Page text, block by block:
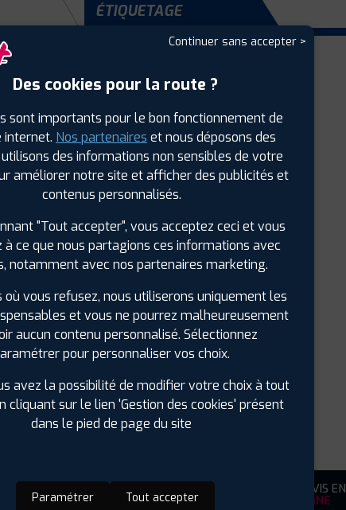
ÉTIQUETAGE
Été
:285
:40
:22
:106
roulement externe : 74
au roulement :
sur sol mouillé : A
:
Offres d'emploi FAQ DEVIS EN
LIGNE
Continuer sans accepter >
Des cookies pour la route ?
sont importants pour le bon fonctionnement de
internet. Nos partenaires et nous déposons des
des informations non sensibles de votre
améliorer notre site et afficher des publicités et
contenus personnalisés.
"Tout accepter", vous acceptez ceci et vous
à ce que nous partagions ces informations avec
notamment avec nos partenaires marketing.
où vous refusez, nous utiliserons uniquement les
et vous ne pourrez malheureusement
aucun contenu personnalisé. Sélectionnez
pour personnaliser vos choix.
avez la possibilité de modifier votre choix à tout
cliquant sur le lien 'Gestion des cookies' présent
dans le pied de page du site
Paramétrer Tout accepter